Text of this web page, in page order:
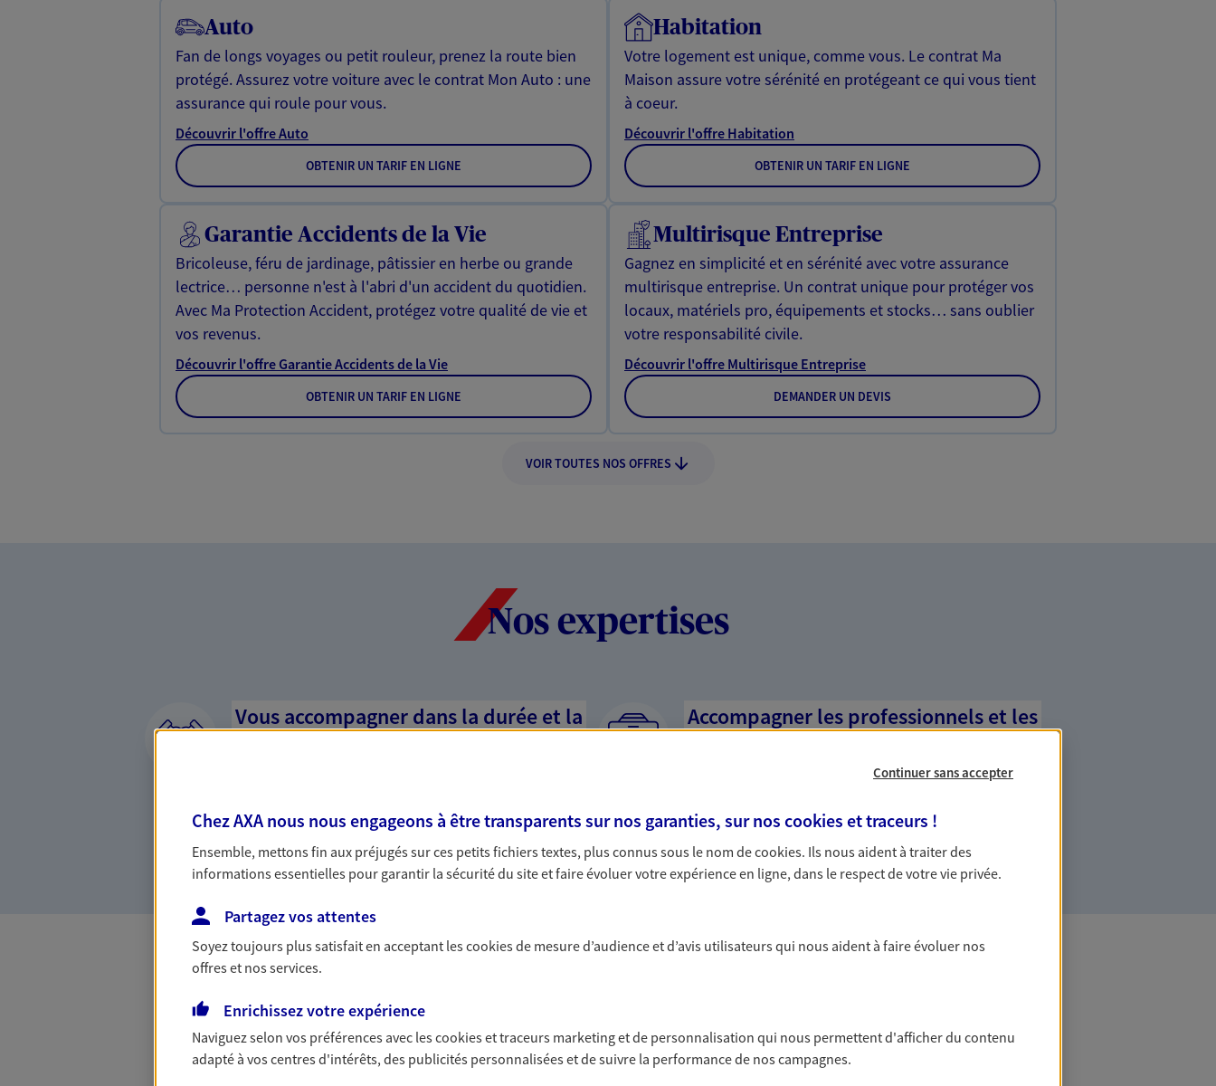
Auto
Fan de longs voyages ou petit rouleur, prenez la route bien
protégé. Assurez votre voiture avec le contrat Mon Auto : une
assurance qui roule pour vous.
Découvrir l'offre Auto
OBTENIR UN TARIF EN LIGNE
Habitation
Votre logement est unique, comme vous. Le contrat Ma
Maison assure votre sérénité en protégeant ce qui vous tient
à coeur.
Découvrir l'offre Habitation
OBTENIR UN TARIF EN LIGNE
Garantie Accidents de la Vie
Bricoleuse, féru de jardinage, pâtissier en herbe ou grande
lectrice… personne n'est à l'abri d'un accident du quotidien.
Avec Ma Protection Accident, protégez votre qualité de vie et
vos revenus.
Découvrir l'offre Garantie Accidents de la Vie
OBTENIR UN TARIF EN LIGNE
Multirisque Entreprise
Gagnez en simplicité et en sérénité avec votre assurance
multirisque entreprise. Un contrat unique pour protéger vos
locaux, matériels pro, équipements et stocks… sans oublier
votre responsabilité civile.
Découvrir l'offre Multirisque Entreprise
DEMANDER UN DEVIS
VOIR TOUTES NOS OFFRES
Nos expertises
Vous accompagner dans la durée et la
la confiance et la proximité. C'est en apprenant à vous
connaître que nous proposons de meilleures solutions.
Accompagner les professionnels et les
Comme vous, nous sommes des indépendants. Nous
votre activité, vos collaborateurs... mais aussi vous-même et
votre famille.
Toutes nos offres Assurance & Banque
Continuer sans accepter
Chez AXA nous nous engageons à être transparents sur nos garanties, sur nos cookies et traceurs !
Ensemble, mettons fin aux préjugés sur ces petits fichiers textes, plus connus sous le nom decookies. Ils nous aident à traiter des
informations essentielles pour garantir la sécurité du site et faire évoluer votre expérience en ligne, dans le respect de votre vie privée.
Partagez vos attentes
Soyez toujours plus satisfait en acceptant lescookiesde mesure d’audience et d’avis utilisateurs qui nous aident à faire évoluer nos
offres et nos services.
Enrichissez votre expérience
Naviguez selon vos préférences avec lescookies et traceurs marketing et de personnalisation qui nous permettent d'afficher du contenu
adapté à vos centres d'intérêts, des publicités personnalisées et de suivre la performance de nos campagnes.